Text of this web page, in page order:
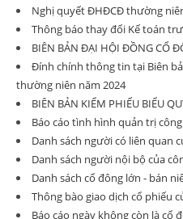
Nghị quyết ĐHĐCĐ thường
Thông báo thay đổi Kế toán
BIÊN BẢN ĐẠI HỘI ĐỒNG CỔ
Đính chính thông tin tại Biên
thường niên năm 2024
BIÊN BẢN KIỂM PHIẾU BIỂU
Báo cáo tình hình quản trị
Danh sách người có liên quan
Danh sách người nội bộ của
Danh sách cổ đông lớn - bán
Thông bào giao dịch cổ phiếu
Báo cáo ngày không còn là cổ